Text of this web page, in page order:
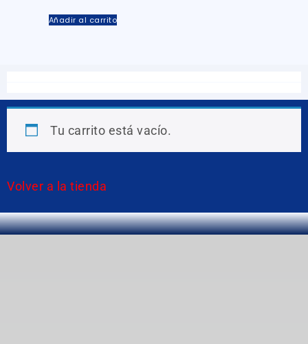
Añadir al carrito
Tu carrito está vacío.
Volver a la tienda